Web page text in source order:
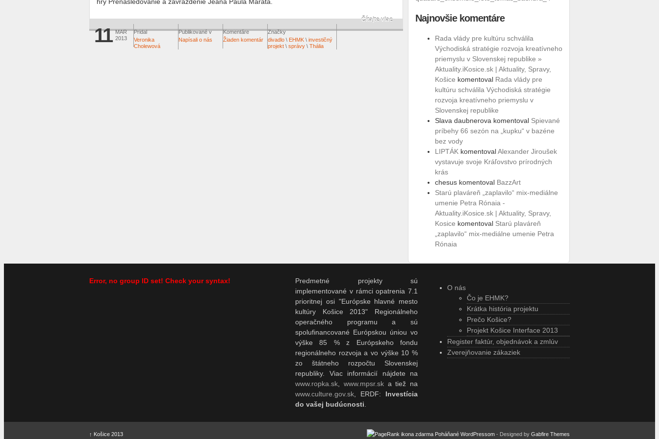
11 MAR
2013
Pridal
Veronika
Cholewová
Publikované v
Napísali o nás
Komentáre
Žiaden komentár
Značky
divadlo \ EHMK \ investičný
projekt \ správy \ Thália
Čítajte viac Najnovšie komentáre
Rada vlády pre kultúru schválila
Východiská stratégie rozvoja kreatívneho
priemyslu v Slovenskej republike »
Aktuality.iKosice.sk | Aktuality, Spravy,
Košice komentoval Rada vlády pre
kultúru schválila Východiská stratégie
rozvoja kreatívneho priemyslu v
Slovenskej republike
Slava daubnerova komentoval Spievané
príbehy 66 sezón na „kupku“ v bazéne
bez vody
LIPTÁK komentovalAlexander Jiroušek
vystavuje svoje Kráľovstvo prírodných
krás
chesus komentoval BazzArt
Starú plaváreň „zaplavilo“ mix-mediálne
umenie Petra Rónaia -
Aktuality.iKosice.sk | Aktuality, Spravy,
Kosice komentoval Starú plaváreň
„zaplavilo“ mix-mediálne umenie Petra
Rónaia
Error, no group ID set! Check your syntax!
Predmetné projekty sú
implementované v rámci opatrenia 7.1
prioritnej osi "Európske hlavné mesto
kultúry Košice 2013" Regionálneho
operačného programu a sú
spolufinancované Európskou úniou vo
výške 85 % z Európskeho fondu
regionálneho rozvoja a vo výške 10 %
zo štátneho rozpočtu Slovenskej
republiky. Viac informácií nájdete na
www.ropka.sk
www.mpsr.ska tiež na
www.culture.gov.sk , ERDF: Investícia
do vašej budúcnosti
O nás
Čo je EHMK?
Krátka história projektu
Prečo Košice?
Projekt Košice Interface 2013
Register faktúr, objednávok a zmlúv
Zverejňovanie zákaziek
↑ Košice 2013 Poháňané WordPressom - Designed by Gabfire Themes